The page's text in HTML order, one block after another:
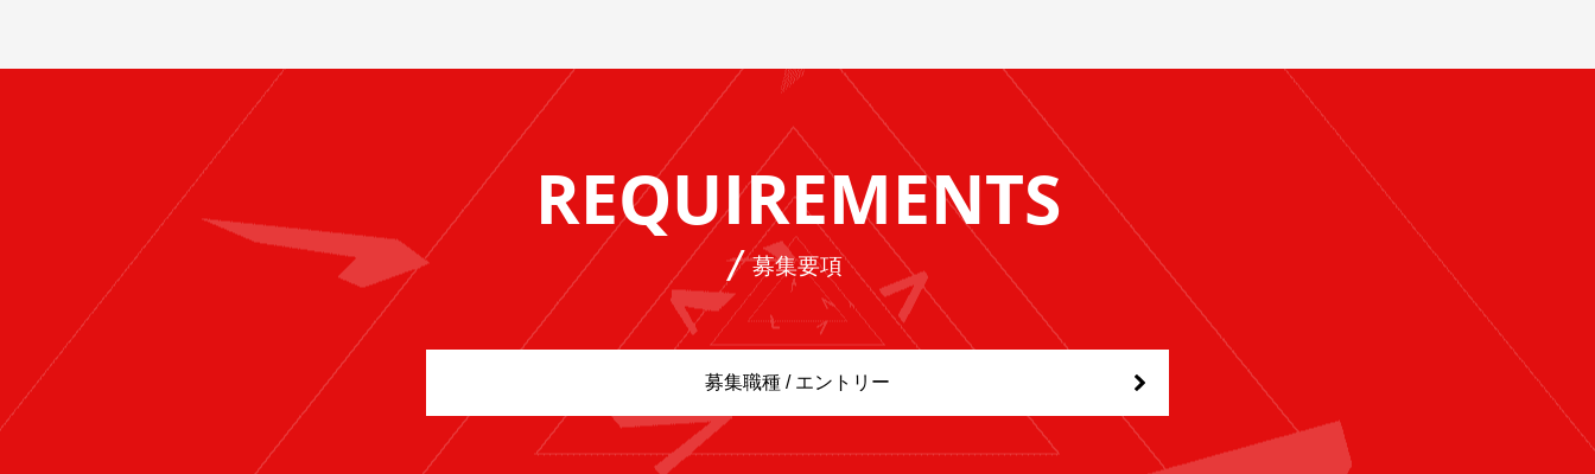
REQUIREMENTS
募集要項
募集職種 / エントリー